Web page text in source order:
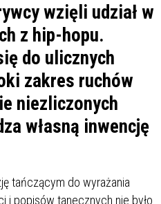
wzięli udział w
z hip-hopu.
do ulicznych
zakres ruchów
niezliczonych
własną inwencję
tańczącym do wyrażania
i popisów tanecznych nie było